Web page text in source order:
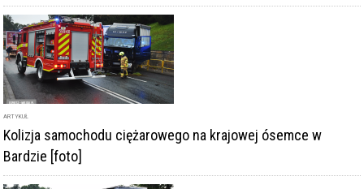
ARTYKUŁ
Kolizja samochodu ciężarowego na krajowej ósemce w
Bardzie [foto]